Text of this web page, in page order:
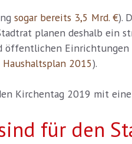
sogar bereits 3,5 Mrd. €).
planen deshalb ein
Haushaltsplan 2015).
Kirchentag 2019 mit
für den